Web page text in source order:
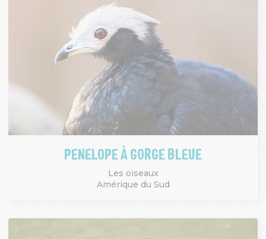
PENELOPE À GORGE BLEUE
Les oiseaux
Amérique du Sud